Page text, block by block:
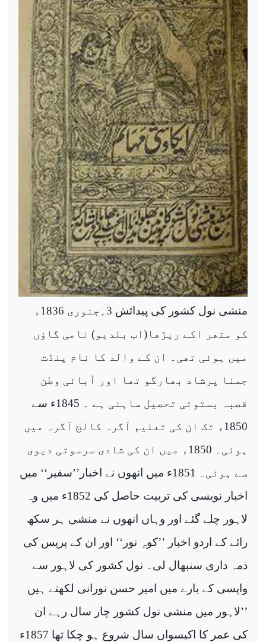
منشی نول کشور کی پیدائش 3؍جنوری 1836ء
کو متھر اکے ریڑھا(اب بلدیو) نامی گاؤں
میں ہوئی تھی۔ ان کے والد کا نام پنڈت
جمنا پرشاد بھارگو تھا اور آبائی وطن
قصبہ بستوئی تحصیل ساہنی ہے ۔ 1845ء سے
1850ء تک ان کی تعلیم آگرہ کالج آگرہ میں
ہوئی۔ 1850ء میں ان کی شادی سرسوتی دیوی
سے ہوئی۔ 1851ء میں انھوں نے اخبار’’سفیر‘‘ میں
اخبار نویسی کی تربیت حاصل کی 1852ء میں وہ
لاہور چلے گئے اور وہاں انھوں نے منشی ہر سکھ
رائے کے اردو اخبار ’’کوہِ نور‘‘ اور ان کے پریس کی
ذمہ داری سنبھال لی۔ نول کشور کی لاہور سے
واپسی کے بارے میں امیر حسن نورانی لکھتے ہیں
’’لاہور میں منشی نول کشور چار سال رہے ان
کی عمر کا اکیسواں سال شروع ہو چکا تھا 1857ء